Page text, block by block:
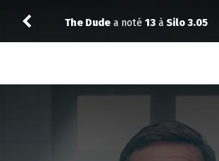
The Dudea noté13àSilo 3.05